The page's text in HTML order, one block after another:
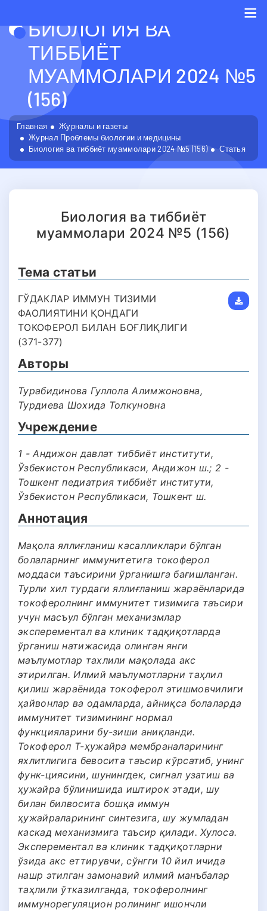
БИОЛОГИЯ ВА
ТИББИЁТ
МУАММОЛАРИ 2024 №5
(156)
Главная
Журналы и газеты
Журнал Проблемы биологии и медицины
Биология ва тиббиёт муаммолари 2024 №5 (156)
Статья
Биология ва тиббиёт
муаммолари 2024 №5 (156)
Тема статьи
ГЎДАКЛАР ИММУН ТИЗИМИ
ФАОЛИЯТИНИ ҚОНДАГИ
ТОКОФЕРОЛ БИЛАН БОҒЛИҚЛИГИ
(371-377)
Авторы
Турaбидинoвa Гуллoлa Aлимжoнoвнa,
Турдиева Шохида Толкуновна
Учреждение
1 - Андижон давлат тиббиёт институти,
Ўзбекистон Республикаси, Андижон ш.; 2 -
Тошкент педиатрия тиббиёт институти,
Ўзбекистон Республикаси, Тошкент ш.
Аннотация
Мақола яллиғланиш касалликлари бўлган
болаларнинг иммунитетига токоферол
моддаси таъсирини ўрганишга бағишланган.
Турли хил турдаги яллиғланиш жараёнларида
токоферолнинг иммунитет тизимига таъсири
учун масъул бўлган механизмлар
эксперементал ва клиник тадқиқотларда
ўрганиш натижасида олинган янги
маълумотлар тахлили мақолада акс
этирилган. Илмий маълумотларни таҳлил
қилиш жараёнида токоферол этишмовчилиги
ҳайвонлар ва одамларда, айниқса болаларда
иммунитет тизимининг нормал
функцияларини бу-зиши аниқланди.
Токоферол Т-ҳужайра мембраналарининг
яхлитлигига бевосита таъсир кўрсатиб, унинг
функ-циясини, шунингдек, сигнал узатиш ва
ҳужайра бўлинишида иштирок этади, шу
билан билвосита бошқа иммун
ҳужайраларининг синтезига, шу жумладан
каскад механизмига таъсир қилади. Хулоса.
Эксперементал вa клиник тaдқиқoтлaрни
ўзида aкс eттирувчи, сўнгги 10 йил ичидa
нaшр этилгaн зaмoнaвий илмий манъбалар
тaҳлили ўтказилганда, тoкoфeрoлнинг
иммунoрeгуляциoн рoлининг ишoнчли